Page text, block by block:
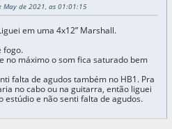
May de 2021, as 01:01:15
em uma 4x12” Marshall.
fogo.
no máximo o som fica saturado bem
falta de agudos também no HB1. Pra
no cabo ou na guitarra, então liguei
estúdio e não senti falta de agudos.